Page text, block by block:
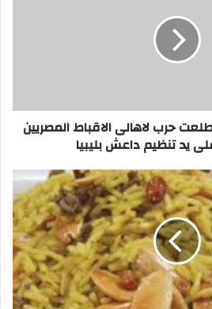
حرب لاهالى الاقباط المصريين
يد تنظيم داعش بليبيا